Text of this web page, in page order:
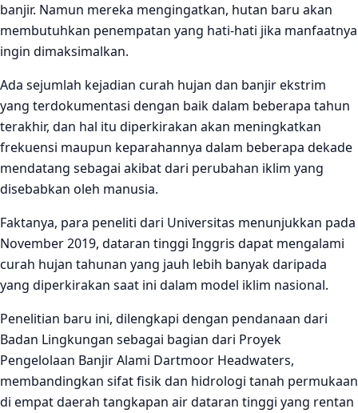
banjir. Namun mereka mengingatkan, hutan baru akan
membutuhkan penempatan yang hati-hati jika manfaatnya
ingin dimaksimalkan.
Ada sejumlah kejadian curah hujan dan banjir ekstrim
yang terdokumentasi dengan baik dalam beberapa tahun
terakhir, dan hal itu diperkirakan akan meningkatkan
frekuensi maupun keparahannya dalam beberapa dekade
mendatang sebagai akibat dari perubahan iklim yang
disebabkan oleh manusia.
Faktanya, para peneliti dari Universitas menunjukkan pada
November 2019, dataran tinggi Inggris dapat mengalami
curah hujan tahunan yang jauh lebih banyak daripada
yang diperkirakan saat ini dalam model iklim nasional.
Penelitian baru ini, dilengkapi dengan pendanaan dari
Badan Lingkungan sebagai bagian dari Proyek
Pengelolaan Banjir Alami Dartmoor Headwaters,
membandingkan sifat fisik dan hidrologi tanah permukaan
di empat daerah tangkapan air dataran tinggi yang rentan